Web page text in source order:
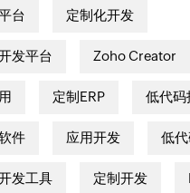
台 定制化开发
发平台 Zoho Creator
定制ERP 低代码
件 应用开发 低
发工具 定制开发